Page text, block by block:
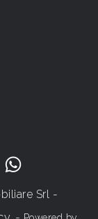
Srl -